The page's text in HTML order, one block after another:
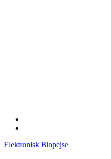
Elektronisk Biopejse